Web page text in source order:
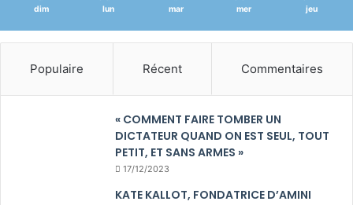
dim lun mar mer jeu
Populaire Récent Commentaires
« COMMENT FAIRE TOMBER UN
DICTATEUR QUAND ON EST SEUL, TOUT
PETIT, ET SANS ARMES »
17/12/2023
KATE KALLOT, FONDATRICE D’AMINI